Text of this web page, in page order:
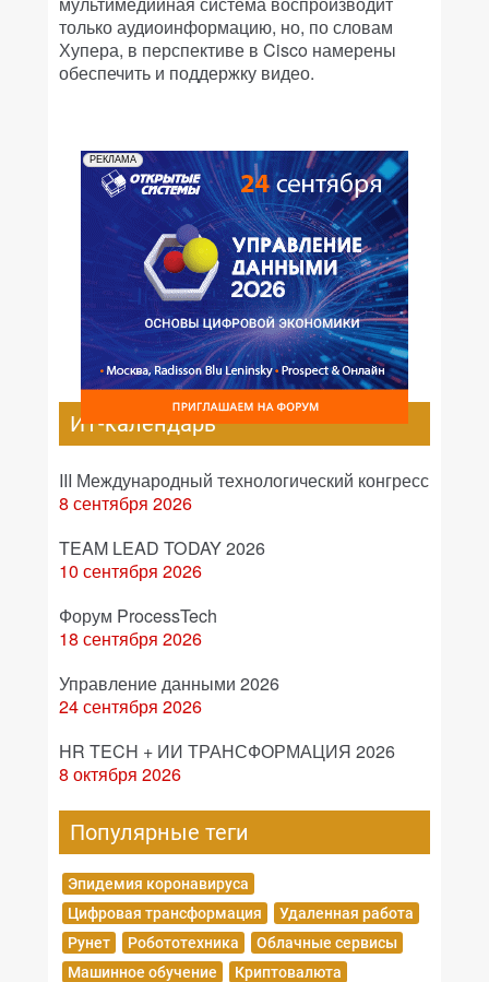
только аудиоинформацию, но, по словам
Хупера, в перспективе в Cisco намерены
обеспечить и поддержку видео.
РЕКЛАМА
ИТ-календарь
III Международный технологический конгресс
8 сентября 2026
TEAM LEAD TODAY 2026
10 сентября 2026
Форум ProcessTech
18 сентября 2026
Управление данными 2026
24 сентября 2026
HR TECH + ИИ ТРАНСФОРМАЦИЯ 2026
8 октября 2026
Популярные теги
Эпидемия коронавируса
Цифровая трансформация
Удаленная работа
Рунет
Робототехника
Облачные сервисы
Машинное обучение
Криптовалюта